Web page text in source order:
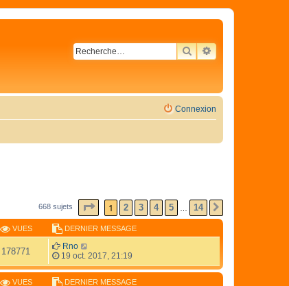
RECHERCHER
RECHERCHE
Connexion
668 sujets PAGE 1SUR 14
1 2 3 4 5 14
VUES DERNIER MESSAGE
178771
Rno
19 oct. 2017, 21:19
VUES DERNIER MESSAGE